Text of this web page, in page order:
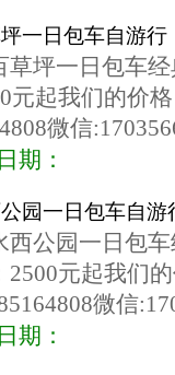
一日包车自游行
坪一日包车
元起我们的价
微信
期：
园一日包车自游
公园一日包
元起我们
微信
期：